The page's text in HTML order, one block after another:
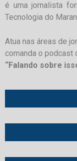
é uma jornalista
Tecnologia do
Atua nas áreas de
comanda o podcast
“Falando sobre